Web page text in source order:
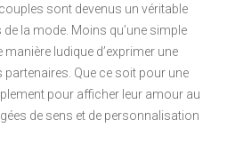
sont devenus un véritable
la mode. Moins qu’une simple
ludique d’exprimer une
Que ce soit pour une
pour afficher leur amour au
de sens et de personnalisation